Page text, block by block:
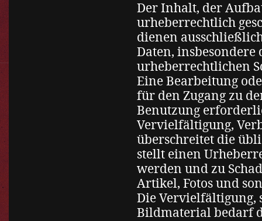
Der Inhalt, der
urheberrechtlich
dienen
Daten, insbesondere
urheberrechtlichen
Eine Bearbeitung
für den Zugang zu
Benutzung
Vervielfältigung,
überschreitet die
stellt einen
werden und zu
Artikel, Fotos und
Die Vervielfältigung,
Bildmaterial bedarf